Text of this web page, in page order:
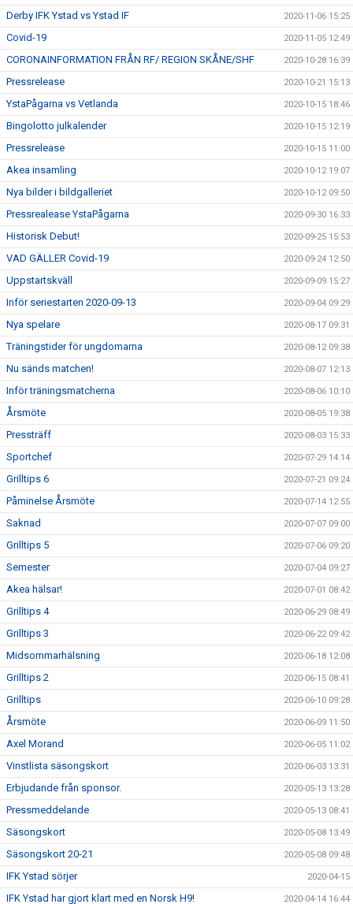
Derby IFK Ystad vs Ystad IF 2020-11-06 15:25
Covid-19 2020-11-05 12:49
CORONAINFORMATION FRÅN RF/ REGION SKÅNE/SHF 2020-10-28 16:39
Pressrelease 2020-10-21 15:13
YstaPågarna vs Vetlanda 2020-10-15 18:46
Bingolotto julkalender 2020-10-15 12:19
Pressrelease 2020-10-15 11:00
Akea insamling 2020-10-12 19:07
Nya bilder i bildgalleriet 2020-10-12 09:50
Pressrealease YstaPågarna 2020-09-30 16:33
Historisk Debut! 2020-09-25 15:53
VAD GÄLLER Covid-19 2020-09-24 12:50
Uppstartskväll 2020-09-09 15:27
Inför seriestarten 2020-09-13 2020-09-04 09:29
Nya spelare 2020-08-17 09:31
Träningstider för ungdomarna 2020-08-12 09:38
Nu sänds matchen! 2020-08-07 12:13
Inför träningsmatcherna 2020-08-06 10:10
Årsmöte 2020-08-05 19:38
Pressträff 2020-08-03 15:33
Sportchef 2020-07-29 14:14
Grilltips 6 2020-07-21 09:24
Påminelse Årsmöte 2020-07-14 12:55
Saknad 2020-07-07 09:00
Grilltips 5 2020-07-06 09:20
Semester 2020-07-04 09:27
Akea hälsar! 2020-07-01 08:42
Grilltips 4 2020-06-29 08:49
Grilltips 3 2020-06-22 09:42
Midsommarhälsning 2020-06-18 12:08
Grilltips 2 2020-06-15 08:41
Grilltips 2020-06-10 09:28
Årsmöte 2020-06-09 11:50
Axel Morand 2020-06-05 11:02
Vinstlista säsongskort 2020-06-03 13:31
Erbjudande från sponsor. 2020-05-13 13:28
Pressmeddelande 2020-05-13 08:41
Säsongskort 2020-05-08 13:49
Säsongskort 20-21 2020-05-08 09:48
IFK Ystad sörjer 2020-04-15
IFK Ystad har gjort klart med en Norsk H9! 2020-04-14 16:44